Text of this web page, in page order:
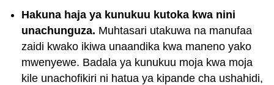
Hakuna haja ya kunukuu kutoka kwa nini
unachunguza. Muhtasari utakuwa na manufaa
zaidi kwako ikiwa unaandika kwa maneno yako
mwenyewe. Badala ya kunukuu moja kwa moja
kile unachofikiri ni hatua ya kipande cha ushahidi,